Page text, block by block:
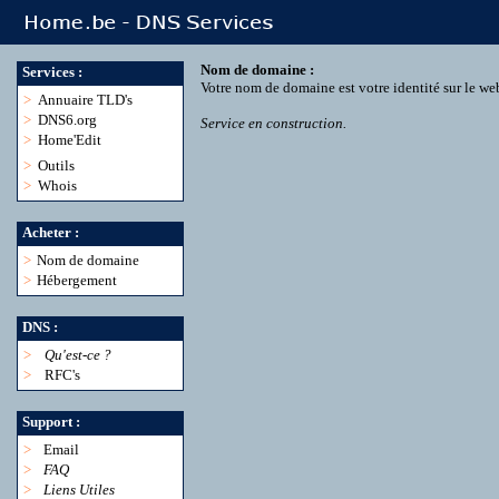
Services :
> Annuaire TLD's
> DNS6.org
> Home'Edit
> Outils
> Whois
Acheter :
> Nom de domaine
> Hébergement
DNS :
>
Qu'est-ce ?
>
RFC's
Support :
>
Email
>
FAQ
>
Liens Utiles
Nom de domaine :
Votre nom de domaine est votre identité sur le
Service en construction.